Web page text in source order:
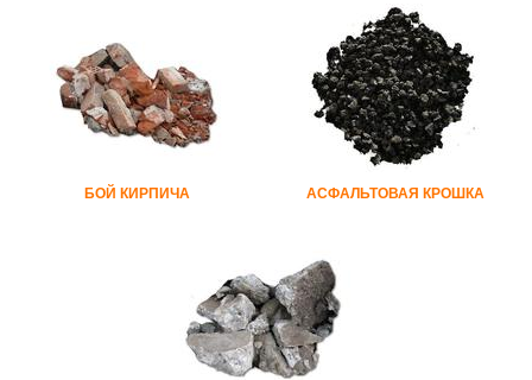
БОЙ КИРПИЧА АСФАЛЬТОВАЯ КРОШКА